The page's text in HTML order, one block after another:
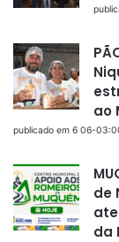
ao
publicado em 6 06-
de
da